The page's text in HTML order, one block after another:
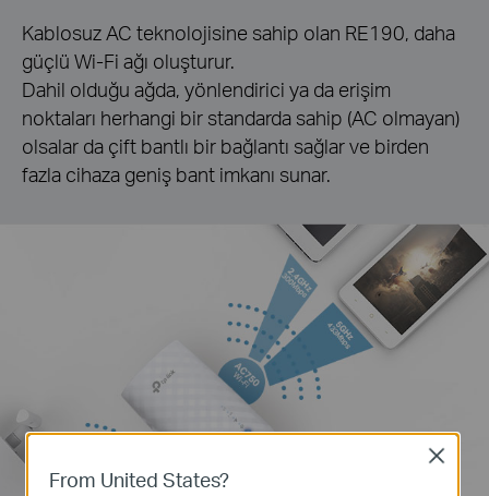
Kablosuz AC teknolojisine sahip olan RE190, daha
güçlü Wi-Fi ağı oluşturur.
Dahil olduğu ağda, yönlendirici ya da erişim
noktaları herhangi bir standarda sahip (AC olmayan)
olsalar da çift bantlı bir bağlantı sağlar ve birden
fazla cihaza geniş bant imkanı sunar.
From United States?
Close